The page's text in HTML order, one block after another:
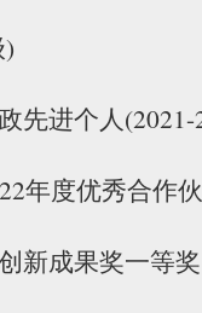
先进个人(2021-
年度优秀合作
新成果奖一等奖